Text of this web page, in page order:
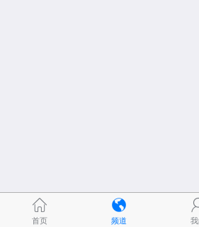
首页 频道